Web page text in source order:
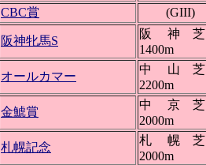
CBC賞
(GIII)
阪神牝馬S
阪 神 芝
1400m
オールカマー
中 山 芝
2200m
金鯱賞
中 京 芝
2000m
札幌記念
札 幌 芝
2000m